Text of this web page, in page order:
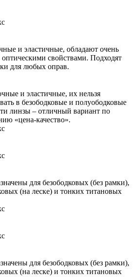
и эластичные, обладают очень
свойствами. Подходят
для любых оправ.
и эластичные, их нельзя
в безободковые и полуободковые
линзы – отличный вариант по
«цена-качество».
для безободковых (без рамки),
(на леске) и тонких титановых
для безободковых (без рамки),
(на леске) и тонких титановых